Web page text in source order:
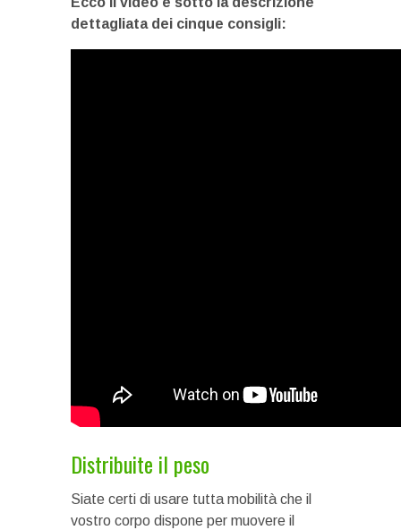
dettagliata dei cinque consigli:
Distribuite il peso
Siate certi di usare tutta mobilità che il
vostro corpo dispone per muovere il